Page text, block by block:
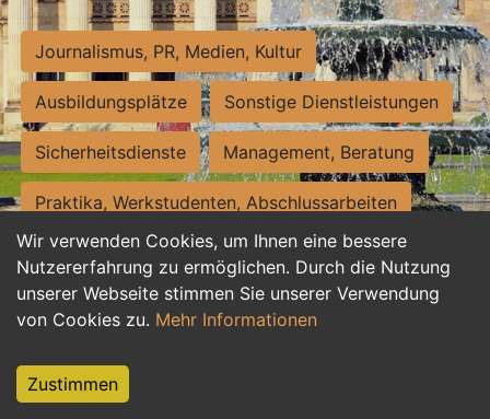
Wir verwenden Cookies, um Ihnen eine bessere
Nutzererfahrung zu ermöglichen. Durch die Nutzung
unserer Webseite stimmen Sie unserer Verwendung
von Cookies zu. Mehr Informationen
Zustimmen
Journalismus, PR, Medien, Kultur
Ausbildungsplätze Sonstige Dienstleistungen
Sicherheitsdienste Management, Beratung
Praktika, Werkstudenten, Abschlussarbeiten
Personalwesen Assistenz, Sekretariat
Hilfskräfte, Aushilfs- und Nebenjobs
Weiterbildung, Studium, duale Ausbildung